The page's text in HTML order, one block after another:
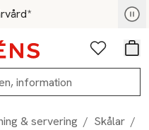
Shoppa nu
Favoriter
& servering / Skålar /